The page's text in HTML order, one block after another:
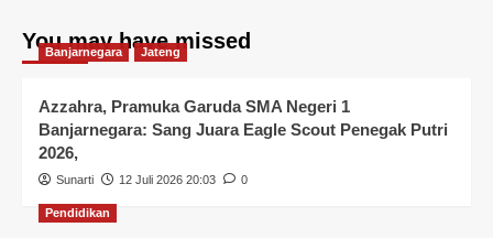
You may have missed
Banjarnegara Jateng
Azzahra, Pramuka Garuda SMA Negeri 1
Banjarnegara: Sang Juara Eagle Scout Penegak Putri
2026,
Sunarti 12 Juli 2026 20:03 0
Pendidikan